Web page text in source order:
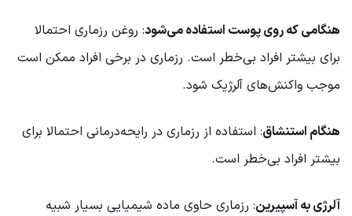
هنگامی که روی پوست استفاده می‌شود: روغن رزماری احتمالا
برای بیشتر افراد بی‌خطر است. رزماری در برخی افراد ممکن است
موجب واکنش‌های آلرژیک شود.
هنگام استنشاق: استفاده از رزماری در رایحه‌درمانی احتمالا برای
بیشتر افراد بی‌خطر است.
آلرژی به آسپیرین: رزماری حاوی ماده شیمیایی بسیار شبیه